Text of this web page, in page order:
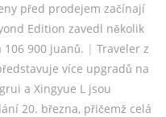
před prodejem začínají
Edition zavedl několik
900 juanů. | Traveler z
více upgradů na
a Xingyue L jsou
20. března, přičemž celá